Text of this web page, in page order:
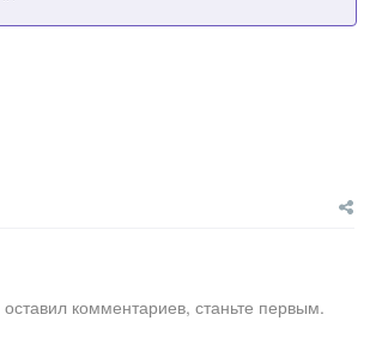
комментариев, станьте первым.